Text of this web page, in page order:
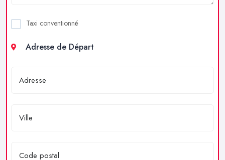
Taxi conventionné
Adresse de Départ